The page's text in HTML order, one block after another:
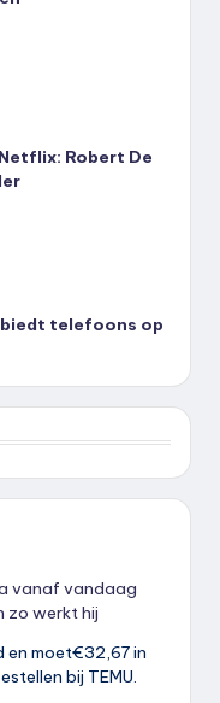
Robert De
telefoons op
vanaf vandaag
zo werkt hij
en moet€32,67 in
bij TEMU.